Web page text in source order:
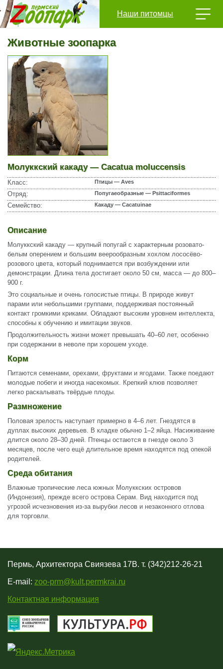
Наши питомцы
Животные зоопарка
Молуккский какаду — Cacatua moluccensis
Класс: Птицы — Aves
Отряд: Попугаеобразные — Psittaciformes
Семейство: Какаду — Cacatuinae
Описание
Молуккский какаду — крупный попугай с характерным розовато-
белым оперением и большим веерообразным хохлом лососёво-
розового цвета, который поднимается при возбуждении или
демонстрации. Длина тела достигает около 50 см, масса — до 800–
900 г.
Это социальные и очень голосистые птицы. В природе живут
парами или небольшими группами, поддерживая постоянный
контакт громкими криками. Обладают высоким уровнем интеллекта,
способны к обучению и имитации звуков.
Продолжительность жизни может превышать 40–60 лет, особенно
при содержании в неволе при хорошем уходе.
Корм
Питаются семенами, орехами, фруктами и ягодами. Также поедают
молодые побеги и иногда насекомых. Крепкий клюв позволяет
легко раскалывать твёрдые плоды.
Размножение
Половая зрелость наступает примерно в 4–6 лет. Гнездятся в
дуплах высоких деревьев. В кладке обычно 1–2 яйца. Насиживание
длится около 28–30 дней. Птенцы остаются в гнезде около 3
месяцев, после чего ещё длительное время находятся под опекой
родителей.
Среда обитания
Влажные тропические леса южных Молуккских островов
(Индонезия), прежде всего острова Серам. Вид находится под
угрозой исчезновения из-за вырубки лесов и незаконного отлова
для торговли.
Пермь, Архитектора Свиязева 17В. т. (342)212-26-21
E-mail: zoo-prm@kult.permkrai.ru
Контактная информация